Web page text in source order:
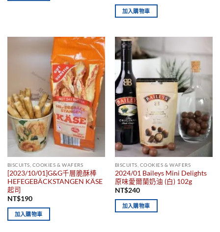
加入購物車
BISCUITS, COOKIES & WAFERS
[2023/10/01]G&G千層脆酥棒
HEFEGEBÄCKSTANGEN KÄSE
起司
NT$190
加入購物車
BISCUITS, COOKIES & WAFERS
2024/01 Baileys Mini Delights
原味愛爾蘭奶油 (白) 102g
NT$240
加入購物車